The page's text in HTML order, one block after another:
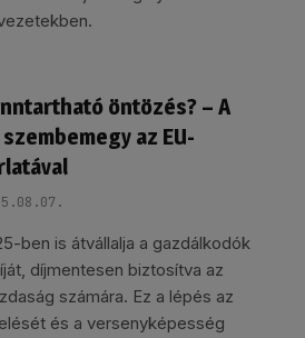
öntözés? – A
az EU-
ben is átvállalja a gazdálkodók
díjmentesen biztosítva az
számára. Ez a lépés az
és a versenyképesség